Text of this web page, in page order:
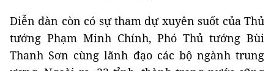
Diễn đàn còn có sự tham dự xuyên suốt của Thủ
tướng Phạm Minh Chính, Phó Thủ tướng Bùi
Thanh Sơn cùng lãnh đạo các bộ ngành trung